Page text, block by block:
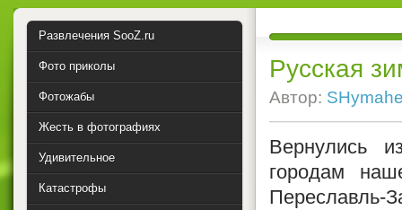
Русская
Автор:
Вернулись
городам
Переславль-
Развлечения SooZ.ru
Фото приколы
Фотожабы
Жесть в фотографиях
Удивительное
Катастрофы